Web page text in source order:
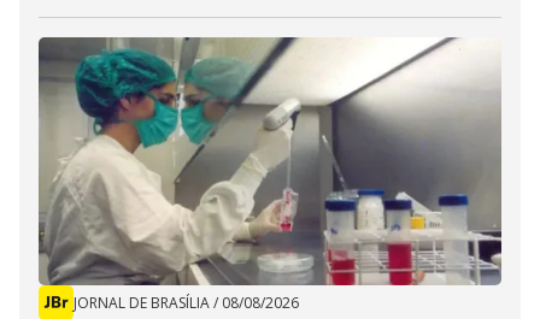
JORNAL DE BRASÍLIA/ 08/08/2026